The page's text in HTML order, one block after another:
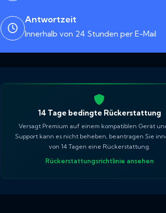
Antwortzeit
Innerhalb von 24 Stunden per E-Mail
14 Tage bedingte Rückerstattung
Versagt Premium auf einem kompatiblen Gerät
Support kann es nicht beheben, beantragen Sie
von 14 Tagen eine Rückerstattung.
Rückerstattungsrichtlinie ansehen